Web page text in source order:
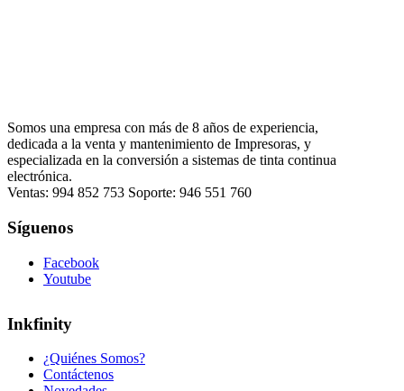
Somos una empresa con más de 8 años de experiencia,
dedicada a la venta y mantenimiento de Impresoras, y
especializada en la conversión a sistemas de tinta continua
electrónica.
Ventas: 994 852 753 Soporte: 946 551 760
Síguenos
Facebook
Youtube
Inkfinity
¿Quiénes Somos?
Contáctenos